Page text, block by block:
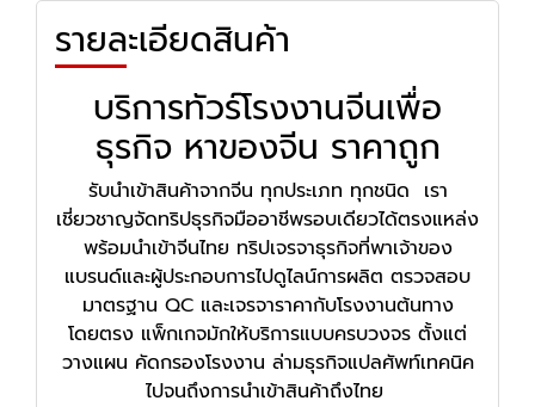
รายละเอียดสินค้า
บริการทัวร์โรงงานจีนเพื่อ
ธุรกิจ หาของจีน ราคาถูก
รับนำเข้าสินค้าจากจีน ทุกประเภท ทุกชนิด เรา
เชี่ยวชาญจัดทริปธุรกิจมืออาชีพรอบเดียวได้ตรงแหล่ง
พร้อมนำเข้าจีนไทย ทริปเจรจาธุรกิจที่พาเจ้าของ
แบรนด์และผู้ประกอบการไปดูไลน์การผลิต ตรวจสอบ
มาตรฐาน QC และเจรจาราคากับโรงงานต้นทาง
โดยตรง แพ็กเกจมักให้บริการแบบครบวงจร ตั้งแต่
วางแผน คัดกรองโรงงาน ล่ามธุรกิจแปลศัพท์เทคนิค
ไปจนถึงการนำเข้าสินค้าถึงไทย